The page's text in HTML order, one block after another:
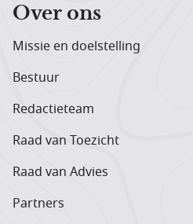
Over ons
Missie en doelstelling
Bestuur
Redactieteam
Raad van Toezicht
Raad van Advies
Partners